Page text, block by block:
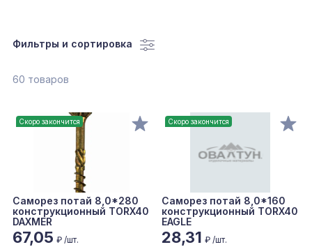
Фильтры и сортировка
60 товаров
Скоро закончится
Саморез потай 8,0*280
конструкционный TORX40
DAXMER
67,05 ₽ /шт.
Скоро закончится
Саморез потай 8,0*160
конструкционный TORX40
EAGLE
28,31 ₽ /шт.